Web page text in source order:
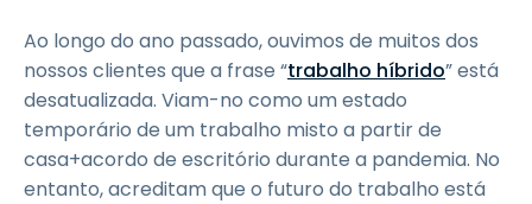
Ao longo do ano passado, ouvimos de muitos dos
nossos clientes que a frase “trabalho híbrido” está
desatualizada. Viam-no como um estado
temporário de um trabalho misto a partir de
casa+acordo de escritório durante a pandemia. No
entanto, acreditam que o futuro do trabalho está